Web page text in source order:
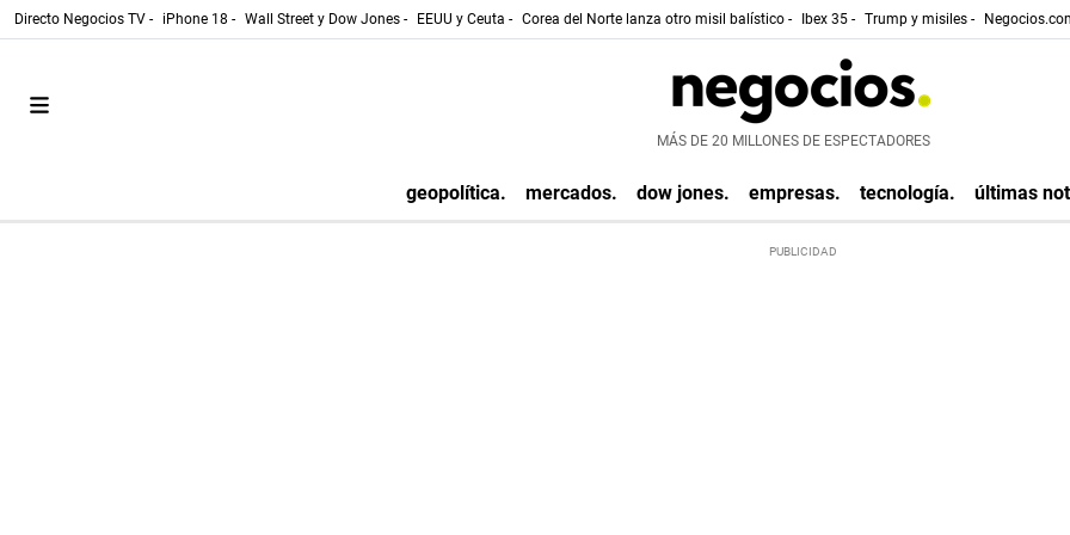
Directo Negocios TV - iPhone 18 - Wall Street y Dow Jones - EEUU y Ceuta - Corea del Norte lanza otro misil balístico - Ibex 35 - Trump y misiles -
MÁS DE 20 MILLONES DE ESPECTADORES
geopolítica. mercados. dow jones. empresas. tecnología. últimas